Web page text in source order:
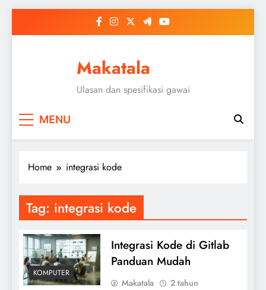
Makatala
Ulasan dan spesifikasi gawai
MENU
Home integrasi kode
Tag: integrasi kode
KOMPUTER
Integrasi Kode di Gitlab
Panduan Mudah
Makatala
2 tahun